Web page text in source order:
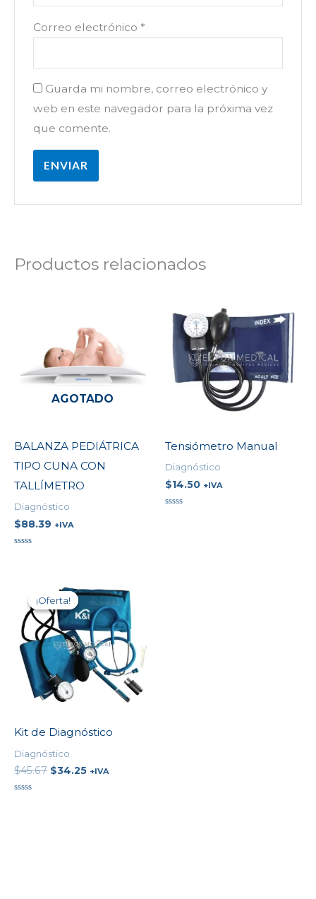
Correo electrónico *
Guarda mi nombre, correo electrónico y
web en este navegador para la próxima vez
que comente.
Productos relacionados
AGOTADO
BALANZA PEDIÁTRICA
TIPO CUNA CON
TALLÍMETRO
Diagnóstico
$88.39 +IVA
Tensiómetro Manual
Diagnóstico
$14.50 +IVA
¡Oferta!
¡Oferta!
Kit de Diagnóstico
Diagnóstico
$45.67
price
was:
$45.67.
$34.25
price
is:
$34.25.
+IVA